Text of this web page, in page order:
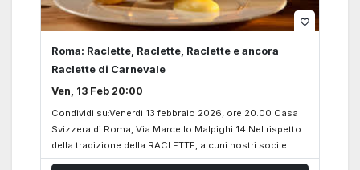
favorite_border
Roma: Raclette, Raclette, Raclette e ancora
Raclette di Carnevale
Ven, 13 Feb 20:00
Condividi su:Venerdì 13 febbraio 2026, ore 20.00 Casa
Svizzera di Roma, Via Marcello Malpighi 14 Nel rispetto
della tradizione della RACLETTE, alcuni nostri soci e
amici prepareranno, sugli appositi fornelli, questa